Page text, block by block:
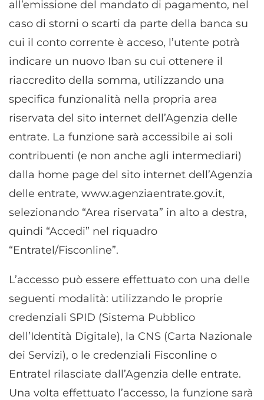
all’emissione del mandato di pagamento, nel
caso di storni o scarti da parte della banca su
cui il conto corrente è acceso, l’utente potrà
indicare un nuovo Iban su cui ottenere il
riaccredito della somma, utilizzando una
specifica funzionalità nella propria area
riservata del sito internet dell’Agenzia delle
entrate. La funzione sarà accessibile ai soli
contribuenti (e non anche agli intermediari)
dalla home page del sito internet dell’Agenzia
delle entrate, www.agenziaentrate.gov.it,
selezionando “Area riservata” in alto a destra,
quindi “Accedi” nel riquadro
“Entratel/Fisconline”.
L’accesso può essere effettuato con una delle
seguenti modalità: utilizzando le proprie
credenziali SPID (Sistema Pubblico
dell’Identità Digitale), la CNS (Carta Nazionale
dei Servizi), o le credenziali Fisconline o
Entratel rilasciate dall’Agenzia delle entrate.
Una volta effettuato l’accesso, la funzione sarà